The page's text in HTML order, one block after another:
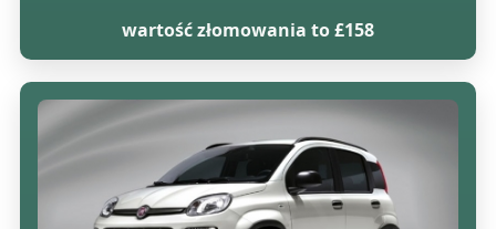
wartość złomowania to £158